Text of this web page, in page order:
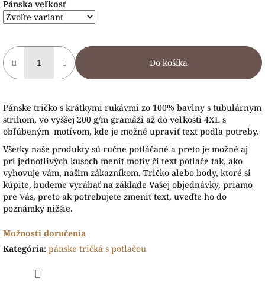
Pánska veľkosť
Do košíka
Pánske tričko s krátkymi rukávmi zo 100% bavlny s tubulárnym
strihom, vo vyššej 200 g/m gramáži až do veľkosti 4XL s
obľúbeným motívom, kde je možné upraviť text podľa potreby.
Všetky naše produkty sú ručne potláčané a preto je možné aj
pri jednotlivých kusoch meniť motív či text potlače tak, ako
vyhovuje vám, našim zákazníkom. Tričko alebo body, ktoré si
kúpite, budeme vyrábať na základe Vašej objednávky, priamo
pre Vás, preto ak potrebujete zmeniť text, uveďte ho do
poznámky nižšie.
Možnosti doručenia
Kategória: pánske tričká s potlačou